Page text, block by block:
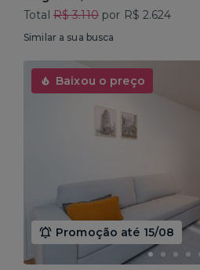
Total R$ 3.110por R$ 2.624
Similar a sua busca
Baixou o preço
Promoção até 15/08